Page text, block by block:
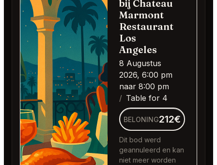
bij Chateau
Marmont
Restaurant
Los
Angeles
8 Augustus
2026, 6:00 pm
naar 8:00 pm
Table for 4
BELONING212€
Dit bod werd
geannuleerd en kan
niet meer worden